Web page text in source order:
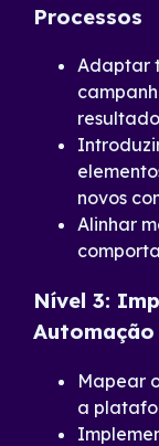
Processos
Adaptar
novos
Alinhar
Nível 3:
Automação
Mapear
a